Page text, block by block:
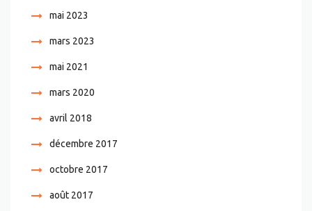
mai 2023
mars 2023
mai 2021
mars 2020
avril 2018
décembre 2017
octobre 2017
août 2017